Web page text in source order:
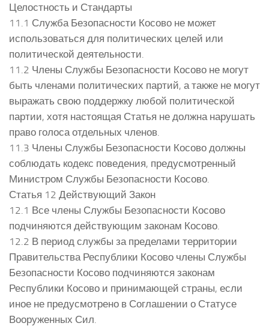
Целостность и Стандарты
11.1 Служба Безопасности Косово не может
использоваться для политических целей или
политической деятельности.
11.2 Члены Службы Безопасности Косово не могут
быть членами политических партий, а также не могут
выражать свою поддержку любой политической
партии, хотя настоящая Статья не должна нарушать
право голоса отдельных членов.
11.3 Члены Службы Безопасности Косово должны
соблюдать кодекс поведения, предусмотренный
Министром Службы Безопасности Косово.
Статья 12 Действующий Закон
12.1 Все члены Службы Безопасности Косово
подчиняются действующим законам Косово.
12.2 В период службы за пределами территории
Правительства Республики Косово члены Службы
Безопасности Косово подчиняются законам
Республики Косово и принимающей страны, если
иное не предусмотрено в Соглашении о Статусе
Вооруженных Сил.